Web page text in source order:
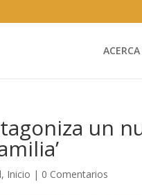
un
, Inicio | 0 Comentarios